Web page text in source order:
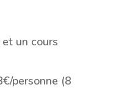
un cours
personne (8